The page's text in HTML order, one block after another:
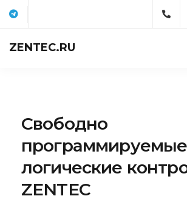
ZENTEC.RU
Свободно
программируемые
логические
ZENTEC